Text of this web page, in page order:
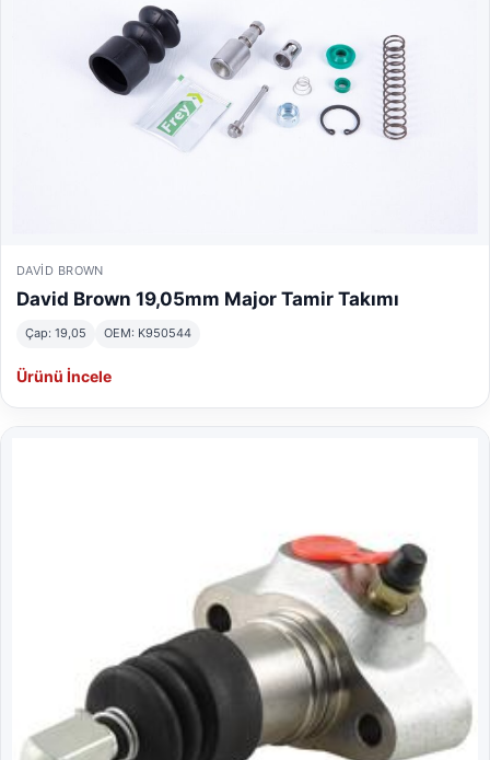
DAVID BROWN
David Brown 19,05mm Major Tamir Takımı
Çap: 19,05 OEM: K950544
Ürünü İncele